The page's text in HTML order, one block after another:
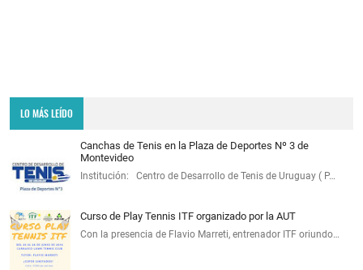
LO MÁS LEÍDO
Canchas de Tenis en la Plaza de Deportes Nº 3 de
Montevideo
Institución: Centro de Desarrollo de Tenis de Uruguay ( P…
Curso de Play Tennis ITF organizado por la AUT
Con la presencia de Flavio Marreti, entrenador ITF oriundo…